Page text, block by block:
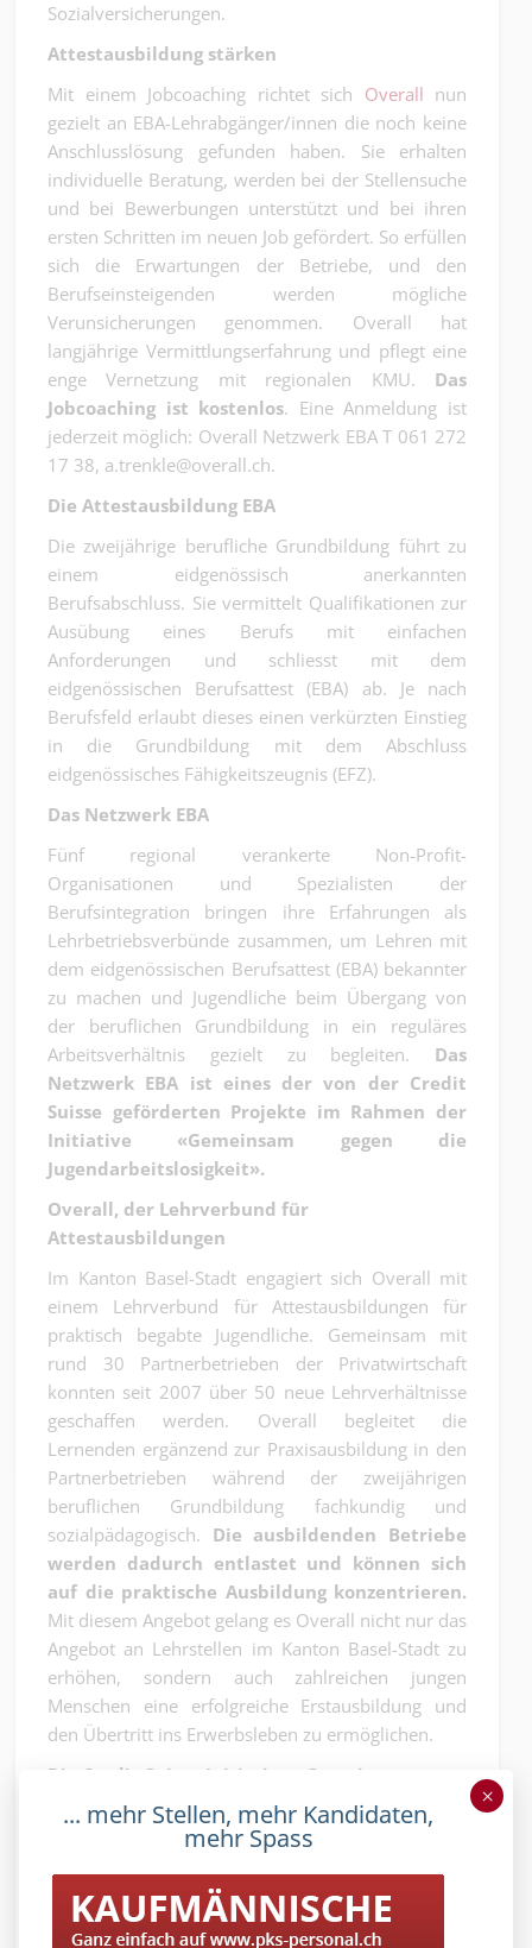
Sozialversicherungen.
Attestausbildung stärken
Mit einem Jobcoaching richtet sich Overall nun
gezielt an EBA-Lehrabgänger/innen die noch keine
Anschlusslösung gefunden haben. Sie erhalten
individuelle Beratung, werden bei der Stellensuche
und bei Bewerbungen unterstützt und bei ihren
ersten Schritten im neuen Job gefördert. So erfüllen
sich die Erwartungen der Betriebe, und den
Berufseinsteigenden werden mögliche
Verunsicherungen genommen. Overall hat
langjährige Vermittlungserfahrung und pflegt eine
enge Vernetzung mit regionalen KMU. Das
Jobcoaching ist kostenlos. Eine Anmeldung ist
jederzeit möglich: Overall Netzwerk EBA T 061 272
17 38, a.trenkle@overall.ch.
Die Attestausbildung EBA
Die zweijährige berufliche Grundbildung führt zu
einem eidgenössisch anerkannten
Berufsabschluss. Sie vermittelt Qualifikationen zur
Ausübung eines Berufs mit einfachen
Anforderungen und schliesst mit dem
eidgenössischen Berufsattest (EBA) ab. Je nach
Berufsfeld erlaubt dieses einen verkürzten Einstieg
in die Grundbildung mit dem Abschluss
eidgenössisches Fähigkeitszeugnis (EFZ).
Das Netzwerk EBA
Fünf regional verankerte Non-Profit-
Organisationen und Spezialisten der
Berufsintegration bringen ihre Erfahrungen als
Lehrbetriebsverbünde zusammen, um Lehren mit
dem eidgenössischen Berufsattest (EBA) bekannter
zu machen und Jugendliche beim Übergang von
der beruflichen Grundbildung in ein reguläres
Arbeitsverhältnis gezielt zu begleiten. Das
Netzwerk EBA ist eines der von der Credit
Suisse geförderten Projekte im Rahmen der
Initiative «Gemeinsam gegen die
Jugendarbeitslosigkeit».
Overall, der Lehrverbund für
Attestausbildungen
Im Kanton Basel-Stadt engagiert sich Overall mit
einem Lehrverbund für Attestausbildungen für
praktisch begabte Jugendliche. Gemeinsam mit
rund 30 Partnerbetrieben der Privatwirtschaft
konnten seit 2007 über 50 neue Lehrverhältnisse
geschaffen werden. Overall begleitet die
Lernenden ergänzend zur Praxisausbildung in den
Partnerbetrieben während der zweijährigen
beruflichen Grundbildung fachkundig und
sozialpädagogisch. Die ausbildenden Betriebe
werden dadurch entlastet und können sich
auf die praktische Ausbildung konzentrieren.
Mit diesem Angebot gelang es Overall nicht nur das
Angebot an Lehrstellen im Kanton Basel-Stadt zu
erhöhen, sondern auch zahlreichen jungen
Menschen eine erfolgreiche Erstausbildung und
den Übertritt ins Erwerbsleben zu ermöglichen.
Die Credit-Suisse-Initiative «Gemeinsam
gegen die Jugendarbeitslosigkeit»
Als Beitrag zur langfristigen Förderung des
Bildungs-und Werkplatzes Schweiz engagiert sich
die Credit Suisse für die Verbesserung der
Berufschancen von Jugendlichen. Die Bank
... mehr Stellen, mehr Kandidaten,
mehr Spass
×